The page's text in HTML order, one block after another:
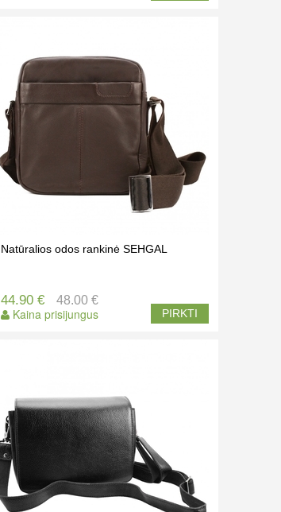
Natūralios odos rankinė SEHGAL
44.90 €
Kaina prisijungus
48.00 €
PIRKTI